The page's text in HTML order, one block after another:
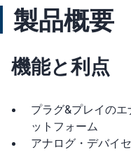
製品概要
機能と利点
プラグ&プレイの
ットフォーム
アナログ・デバイ